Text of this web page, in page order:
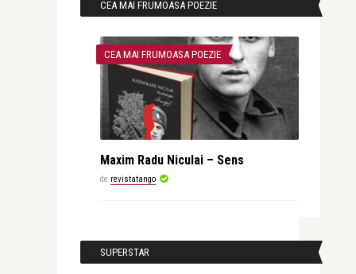
CEA MAI FRUMOASA POEZIE
CEA MAI FRUMOASA POEZIE
Maxim Radu Niculai – Sens
de revistatango
SUPERSTAR